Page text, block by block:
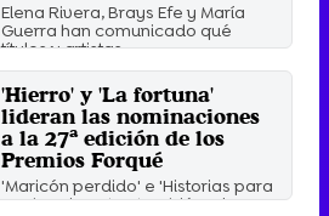
Elena Rivera, Brays Efe y María
Guerra han comunicado qué
títulos y artistas ...
Jueves 25 Noviembre 2021 12:00
'Hierro' y 'La fortuna'
lideran las nominaciones
a la 27ª edición de los
Premios Forqué
'Maricón perdido' e 'Historias para
no dormir' optan también a la